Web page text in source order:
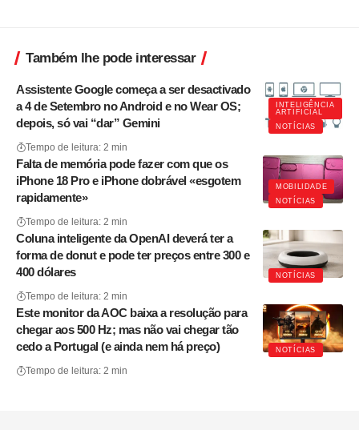
Também lhe pode interessar
INTELIGÊNCIA
ARTIFICIAL
NOTÍCIAS
Assistente Google começa a ser desactivado
a 4 de Setembro no Android e no Wear OS;
depois, só vai “dar” Gemini
Tempo de leitura: 2 min
MOBILIDADE
NOTÍCIAS
Falta de memória pode fazer com que os
iPhone 18 Pro e iPhone dobrável «esgotem
rapidamente»
Tempo de leitura: 2 min
NOTÍCIAS
Coluna inteligente da OpenAI deverá ter a
forma de donut e pode ter preços entre 300 e
400 dólares
Tempo de leitura: 2 min
NOTÍCIAS
Este monitor da AOC baixa a resolução para
chegar aos 500 Hz; mas não vai chegar tão
cedo a Portugal (e ainda nem há preço)
Tempo de leitura: 2 min